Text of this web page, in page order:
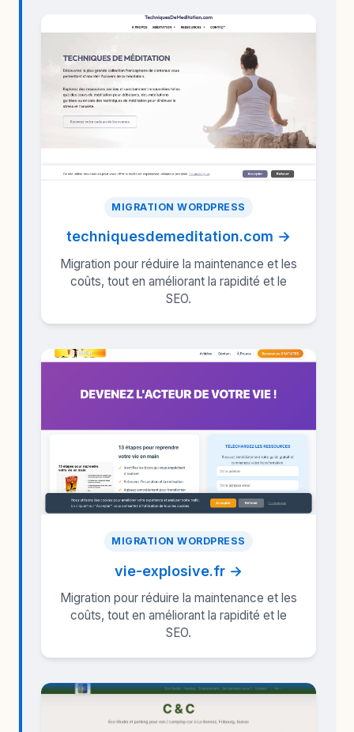
MIGRATION WORDPRESS
techniquesdemeditation.com →
Migration pour réduire la maintenance et les
coûts, tout en améliorant la rapidité et le
SEO.
MIGRATION WORDPRESS
vie-explosive.fr →
Migration pour réduire la maintenance et les
coûts, tout en améliorant la rapidité et le
SEO.